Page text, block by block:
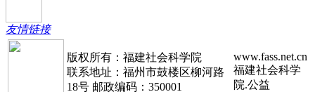
友情链接
版权所有：福建社会科学院
联系地址：福州市鼓楼区柳河路
18号 邮政编码：350001
www.fass.net.cn
福建社会科学
院.公益